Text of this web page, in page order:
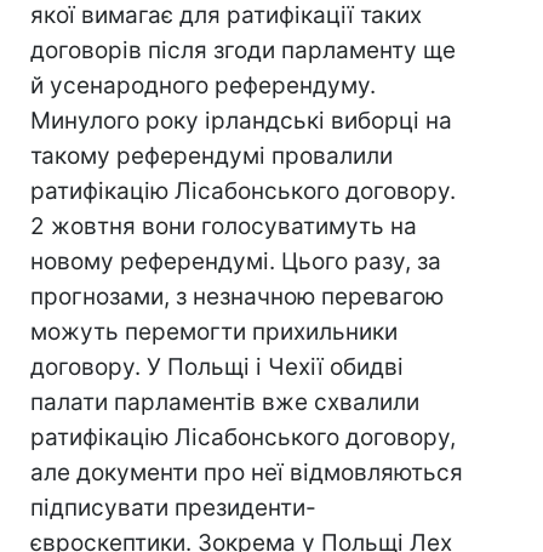
якої вимагає для ратифікації таких
договорів після згоди парламенту ще
й усенародного референдуму.
Минулого року ірландські виборці на
такому референдумі провалили
ратифікацію Лісабонського договору.
2 жовтня вони голосуватимуть на
новому референдумі. Цього разу, за
прогнозами, з незначною перевагою
можуть перемогти прихильники
договору. У Польщі і Чехії обидві
палати парламентів вже схвалили
ратифікацію Лісабонського договору,
але документи про неї відмовляються
підписувати президенти-
євроскептики. Зокрема у Польщі Лех